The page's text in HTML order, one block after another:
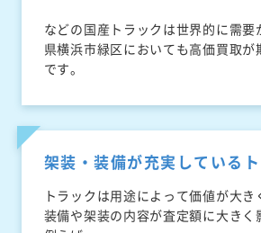
などの国産トラックは世界的に需要
県横浜市緑区においても高価買取が
です。
架装・装備が充実している
トラックは用途によって価値が大き
装備や架装の内容が査定額に大きく